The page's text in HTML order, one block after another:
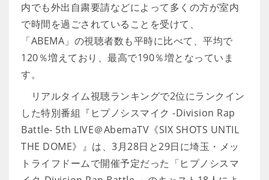
内でも外出自粛要請などによって多くの方が室内
で時間を過ごされていることを受けて、
「ABEMA」の視聴者数も平時に比べて、平均で
120％増えており、最高で190％増となっていま
す。
リアルタイム視聴ランキングで2位にランクイン
した特別番組『ヒプノシスマイク -Division Rap
Battle- 5th LIVE＠AbemaTV《SIX SHOTS UNTIL
THE DOME》』は、3月28日と29日に埼玉・メッ
トライフドームで開催予定だった「ヒプノシスマ